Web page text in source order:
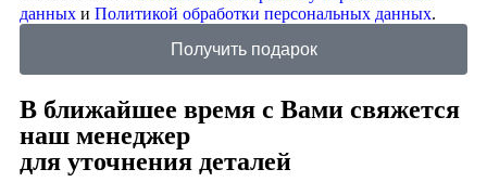
данных и Политикой обработки персональных данных.
Получить подарок
В ближайшее время с Вами свяжется
наш менеджер
для уточнения деталей